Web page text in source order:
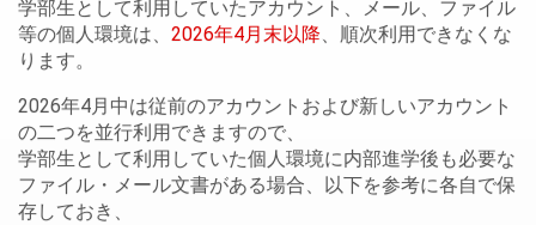
学部生として利用していたアカウント、メール、ファイル
等の個人環境は、 2026年4月末以降、順次利用できなくな
ります。
2026年4月中は従前のアカウントおよび新しいアカウント
の二つを並行利用できますので、
学部生として利用していた個人環境に内部進学後も必要な
ファイル・メール文書がある場合、以下を参考に各自で保
存しておき、